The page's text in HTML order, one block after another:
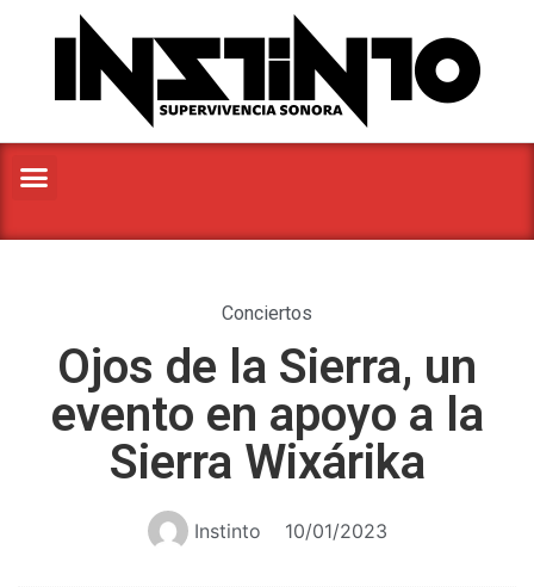
Conciertos
Ojos de la Sierra, un
evento en apoyo a la
Sierra Wixárika
Instinto 10/01/2023